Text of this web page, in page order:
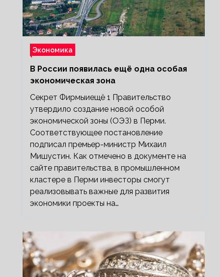
Экономика
В России появилась ещё одна особая
экономическая зона
Секрет Фирмыиещё 1 Правительство
утвердило создание новой особой
экономической зоны (ОЭЗ) в Перми.
Соответствующее постановление
подписал премьер-министр Михаил
Мишустин. Как отмечено в документе на
сайте правительства, в промышленном
кластере в Перми инвесторы смогут
реализовывать важные для развития
экономики проекты на…